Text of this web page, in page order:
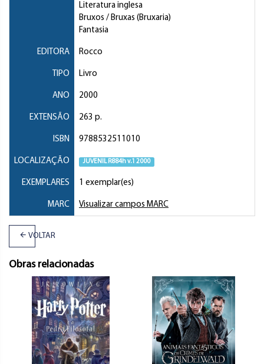
Literatura inglesa
Bruxos / Bruxas (Bruxaria)
Fantasia
EDITORA Rocco
TIPO Livro
ANO 2000
EXTENSÃO 263 p.
ISBN 9788532511010
LOCALIZAÇÃO JUVENIL R884h v.1 2000
EXEMPLARES 1 exemplar(es)
MARC Visualizar campos MARC
VOLTAR
Obras relacionadas